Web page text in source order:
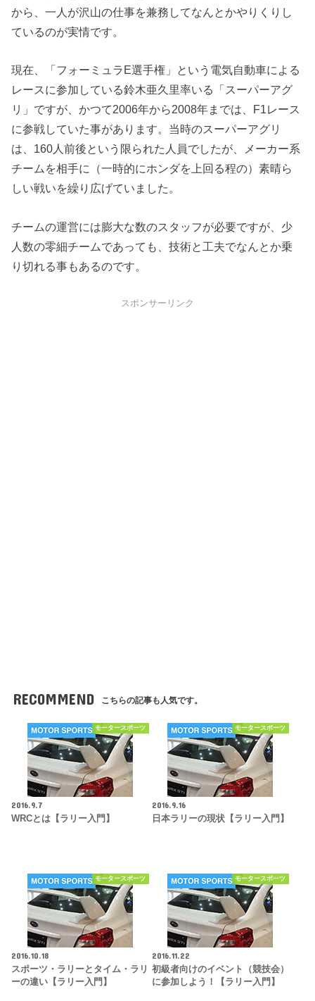
から、一人が沢山の仕事を兼務してなんとかやりくりし
ているのが実情です。
現在、「フォーミュラE選手権」という電気自動車による
レースに参加している鈴木亜久里率いる「スーパーアグ
リ」ですが、かつて2006年から2008年までは、F1レース
に参戦していた事があります。当時のスーパーアグリ
は、160人前後という限られた人員でしたが、メーカー系
チームを相手に（一時的にホンダを上回る程の）素晴ら
しい戦いを繰り広げていました。
チームの運営には膨大な数のスタッフが必要ですが、少
人数の零細チームであっても、技術と工夫でなんとか乗
り切れる事もあるのです。
スポンサーリンク
RECOMMEND こちらの記事も人気です。
モータースポーツ
2016.9.7
WRCとは【ラリー入門】
モータースポーツ
2016.9.16
日本ラリーの現状【ラリー入門】
モータースポーツ
2016.10.18
スポーツ・ラリーとタイム・ラリ
ーの違い【ラリー入門】
モータースポーツ
2016.11.22
初級者向けのイベント（競技会）
に参加しよう！【ラリー入門】